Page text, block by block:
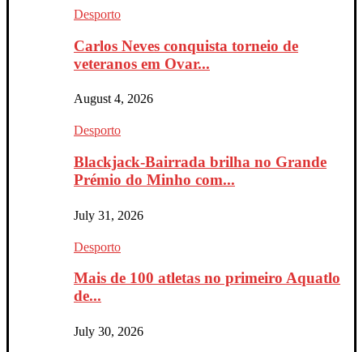
Desporto
Carlos Neves conquista torneio de
veteranos em Ovar...
August 4, 2026
Desporto
Blackjack-Bairrada brilha no Grande
Prémio do Minho com...
July 31, 2026
Desporto
Mais de 100 atletas no primeiro Aquatlo
de...
July 30, 2026